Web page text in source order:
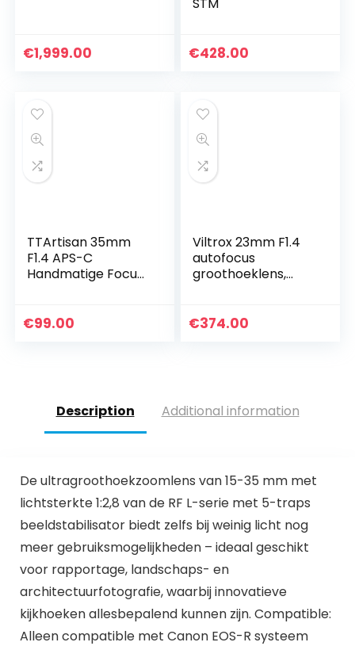
€1,999.00
STM
€428.00
TTArtisan 35mm
F1.4 APS-C
Handmatige Focus
Camera X-A10 X-
€99.00
Viltrox 23mm F1.4
autofocus
groothoeklens,
mount spiegelloze
€374.00
Description Additional information
De ultragroothoekzoomlens van 15-35 mm met
lichtsterkte 1:2,8 van de RF L-serie met 5-traps
beeldstabilisator biedt zelfs bij weinig licht nog
meer gebruiksmogelijkheden – ideaal geschikt
voor rapportage, landschaps- en
architectuurfotografie, waarbij innovatieve
kijkhoeken allesbepalend kunnen zijn. Compatible:
Alleen compatible met Canon EOS-R systeem